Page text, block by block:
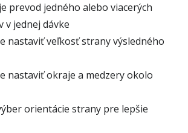
prevod jedného alebo viacerých
v jednej dávke
nastaviť veľkosť strany výsledného
nastaviť okraje a medzery okolo
orientácie strany pre lepšie